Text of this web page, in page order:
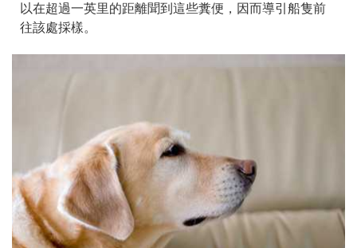
以在超過一英里的距離聞到這些糞便，因而導引船隻前
往該處採樣。